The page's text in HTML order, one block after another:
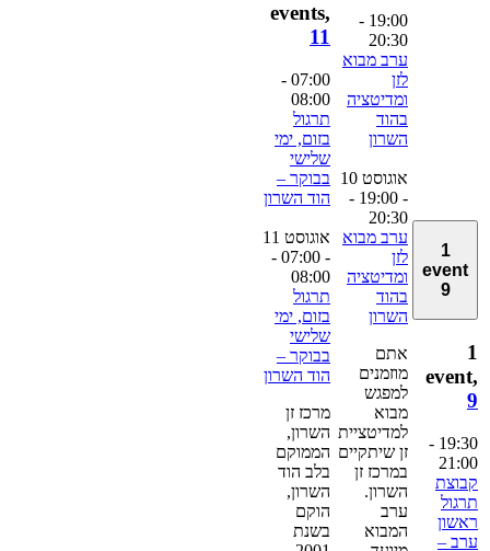
event
-
–
19:00
-
20:30
ערב מבוא
לזן
ומדיטציה
בהוד
השרון
אוגוסט 10
-
20:30
ערב מבוא
לזן
ומדיטציה
בהוד
השרון
אתם
מוזמנים
למפגש
מבוא
למדיטציית
זן שיתקיים
במרכז זן
השרון.
ערב
המבוא
events,
11
07:00
-
08:00
תרגול
בזום, ימי
שלישי
בבוקר –
הוד השרון
אוגוסט 11
-
08:00
תרגול
בזום, ימי
שלישי
בבוקר –
הוד השרון
מרכז זן
השרון,
הממוקם
בלב הוד
השרון,
הוקם
בשנת